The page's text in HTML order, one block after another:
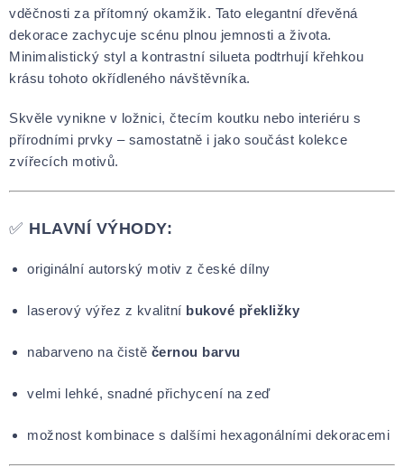
vděčnosti za přítomný okamžik. Tato elegantní dřevěná
dekorace zachycuje scénu plnou jemnosti a života.
Minimalistický styl a kontrastní silueta podtrhují křehkou
krásu tohoto okřídleného návštěvníka.
Skvěle vynikne v ložnici, čtecím koutku nebo interiéru s
přírodními prvky – samostatně i jako součást kolekce
zvířecích motivů.
✅ HLAVNÍ VÝHODY:
originální autorský motiv z české dílny
laserový výřez z kvalitní bukové překližky
nabarveno na čistě černou barvu
velmi lehké, snadné přichycení na zeď
možnost kombinace s dalšími hexagonálními dekoracemi